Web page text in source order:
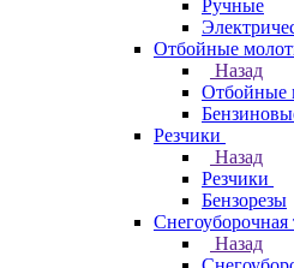
Ручные
Отбойные
Назад
Отбойные
Резчики
Назад
Резчики
Бензорезы
Снегоуборочная
Назад